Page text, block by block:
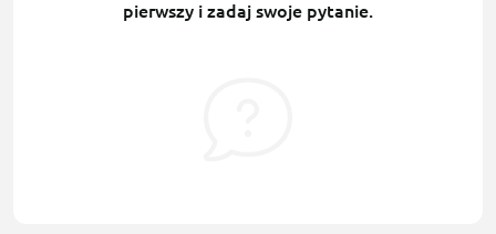
pierwszy i zadaj swoje pytanie.